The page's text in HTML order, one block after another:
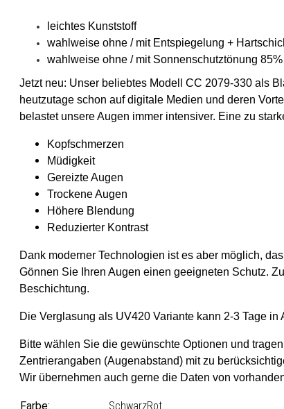
leichtes Kunststoff
wahlweise ohne / mit Entspiegelung +
wahlweise ohne / mit Sonnenschutztönung
Jetzt neu: Unser beliebtes Modell CC 2079-330 als
heutzutage schon auf digitale Medien und deren
belastet unsere Augen immer intensiver. Eine zu
Kopfschmerzen
Müdigkeit
Gereizte Augen
Trockene Augen
Höhere Blendung
Reduzierter Kontrast
Dank moderner Technologien ist es aber möglich,
Gönnen Sie Ihren Augen einen geeigneten Schutz.
Beschichtung.
Die Verglasung als UV420 Variante kann 2-3 Tage in
Bitte wählen Sie die gewünschte Optionen und
Zentrierangaben (Augenabstand) mit zu
Wir übernehmen auch gerne die Daten von
Farbe: SchwarzRot